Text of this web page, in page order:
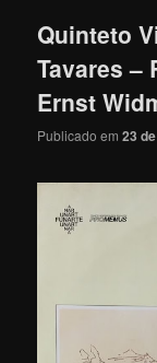
Quinteto
Tavares –
Ernst
Publicado em23